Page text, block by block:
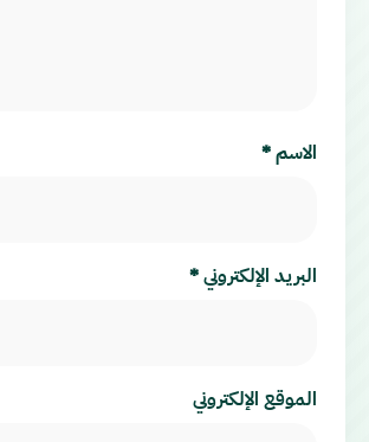
الاسم*
البريد الإلكتروني*
الموقع الإلكتروني